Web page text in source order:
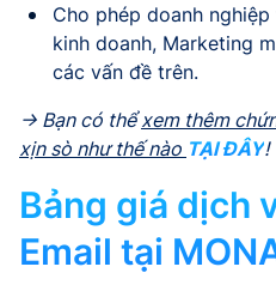
Cho phép doanh
kinh doanh, Marketing
các vấn đề trên.
-> Bạn có thểxem thêm
xịn sò như thế nào TẠI ĐÂY!
Bảng giá dịch
Email tại